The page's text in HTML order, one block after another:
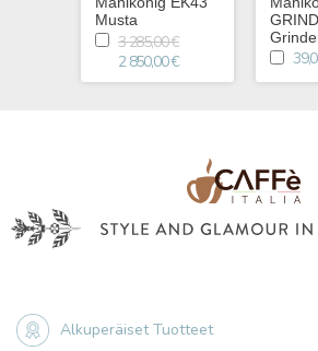
Musta
3 285,00 €
2 850,00 €
Alkuperäiset Tuotteet